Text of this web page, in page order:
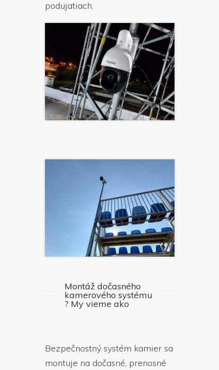
podujatiach.
Montáž dočasného
kamerového systému
? My vieme ako
Bezpečnostný systém kamier sa
montuje na dočasné, prenosné